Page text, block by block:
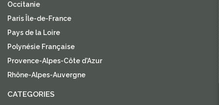
Occitanie
Paris Île-de-France
Pays de la Loire
Polynésie Française
Provence-Alpes-Côte d'Azur
Rhône-Alpes-Auvergne
CATEGORIES